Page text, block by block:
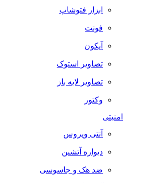
ابزار فتوشاپ
فونت
آیکون
تصاویر استوک
تصاویر لایه باز
وکتور
امنیتی
آنتی ویروس
دیواره آتشین
ضد هک و جاسوسی